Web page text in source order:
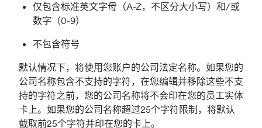
仅包含标准英文字母（A-Z，不区分大小写）和/或
数字（0-9）
不包含符号
默认情况下，将使用您账户的公司法定名称。如果您的
公司名称包含不支持的字符，在您编辑并移除这些不支
持的字符之前，您的公司名称将不会印在您的员工实体
卡上。如果您的公司名称超过25个字符限制，将默认
截取前25个字符并印在您的卡上。